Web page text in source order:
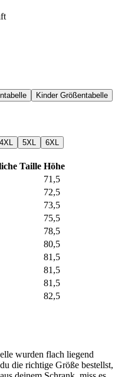
Kinder Größentabelle
4XL 5XL 6XL
Taille Höhe
71,5
72,5
73,5
75,5
78,5
80,5
81,5
81,5
81,5
82,5
wurden flach liegend
die richtige Größe bestellst,